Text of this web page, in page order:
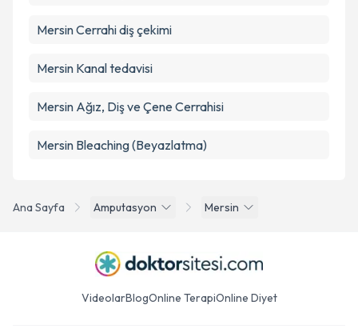
Ana Sayfa Amputasyon Mersin
Mersin Cerrahi diş çekimi
Mersin Kanal tedavisi
Mersin Ağız, Diş ve Çene Cerrahisi
Mersin Bleaching (Beyazlatma)
VideolarBlogOnline TerapiOnline Diyet